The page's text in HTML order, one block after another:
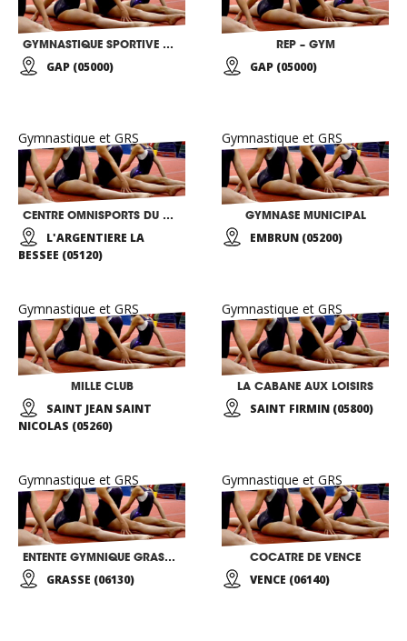
GYMNASTIQUE SPORTIVE DE GAP
GAP (05000)
REP – GYM
GAP (05000)
Gymnastique et GRS
CENTRE OMNISPORTS DU QUARTZ
L'ARGENTIERE LA
BESSEE (05120)
Gymnastique et GRS
GYMNASE MUNICIPAL
EMBRUN (05200)
Gymnastique et GRS
MILLE CLUB
SAINT JEAN SAINT
NICOLAS (05260)
Gymnastique et GRS
LA CABANE AUX LOISIRS
SAINT FIRMIN (05800)
Gymnastique et GRS
ENTENTE GYMNIQUE GRASSOISE
GRASSE (06130)
Gymnastique et GRS
COCATRE DE VENCE
VENCE (06140)